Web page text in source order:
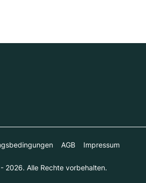
AGB Impressum
2026. Alle Rechte vorbehalten.